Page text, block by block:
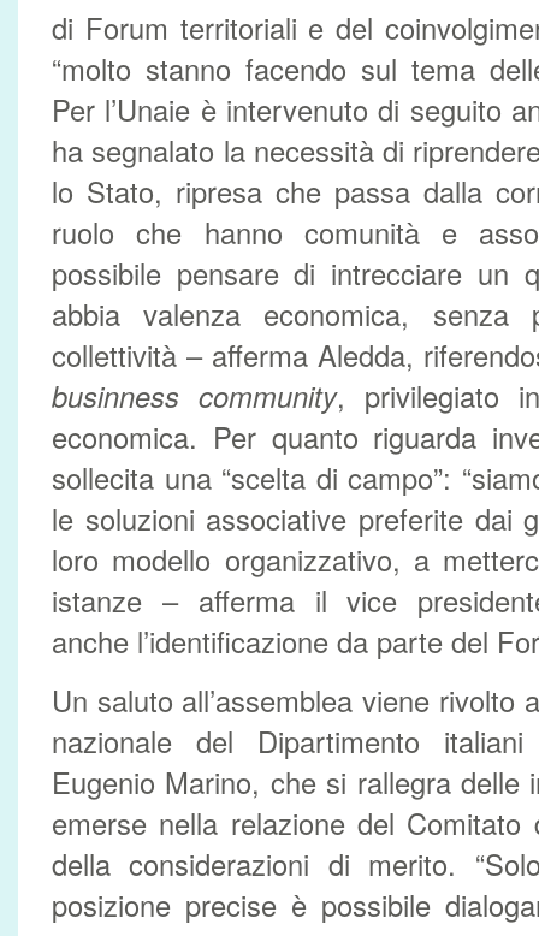
di Forum territoriali e del
“molto stanno facendo sul tema
Per l’Unaie è intervenuto di seguito
ha segnalato la necessità di
lo Stato, ripresa che passa dalla
ruolo che hanno comunità e
possibile pensare di intrecciare un
abbia valenza economica, senza
collettività – afferma Aledda,
businness community, privilegiato
economica. Per quanto riguarda
sollecita una “scelta di campo”:
le soluzioni associative preferite dai
loro modello organizzativo, a
istanze – afferma il vice
anche l’identificazione da parte del
Un saluto all’assemblea viene rivolto
nazionale del Dipartimento
Eugenio Marino, che si rallegra delle
emerse nella relazione del
della considerazioni di merito.
posizione precise è possibile